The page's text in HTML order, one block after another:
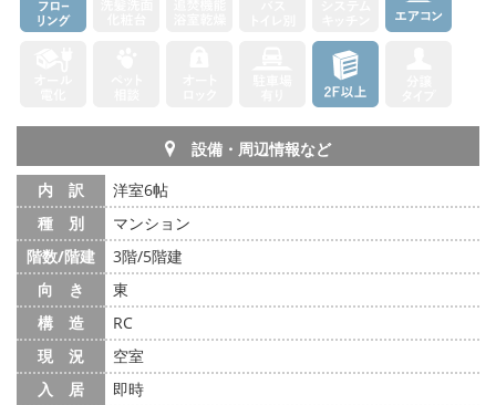
設備・周辺情報など
内 訳
洋室6帖
種 別
マンション
階数/階建
3階/5階建
向 き
東
構 造
RC
現 況
空室
入 居
即時